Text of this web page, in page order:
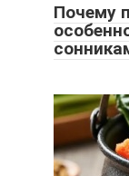
Почему